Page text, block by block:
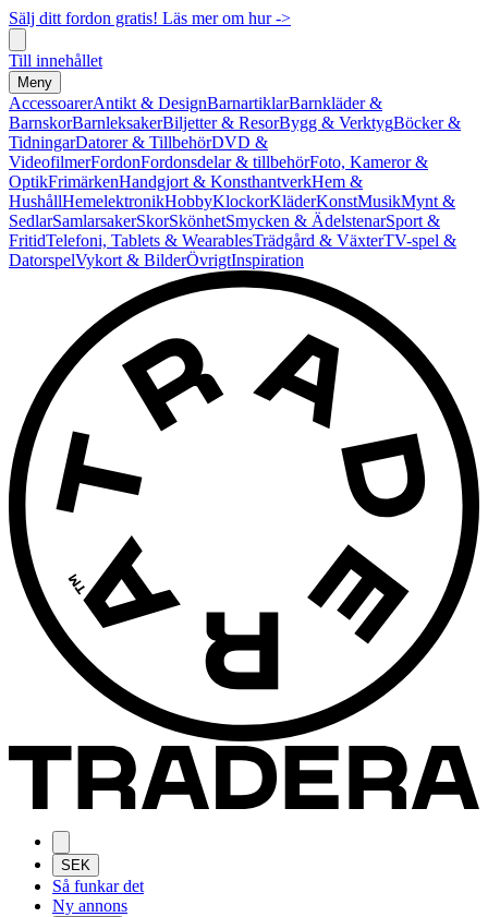
Sälj ditt fordon gratis! Läs mer om hur ->
Till innehållet
Meny
AccessoarerAntikt & DesignBarnartiklarBarnkläder &
BarnskorBarnleksakerBiljetter & ResorBygg & VerktygBöcker &
TidningarDatorer & TillbehörDVD &
VideofilmerFordonFordonsdelar & tillbehörFoto, Kameror &
OptikFrimärkenHandgjort & KonsthantverkHem &
HushållHemelektronikHobbyKlockorKläderKonstMusikMynt &
SedlarSamlarsakerSkorSkönhetSmycken & ÄdelstenarSport &
FritidTelefoni, Tablets & WearablesTrädgård & VäxterTV-spel &
DatorspelVykort & BilderÖvrigtInspiration
SEK
Så funkar det
Ny annons